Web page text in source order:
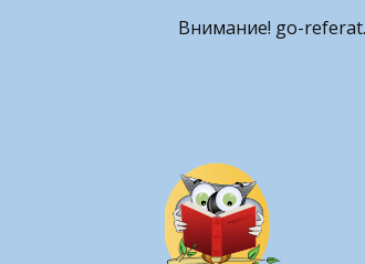
Внимание! ​go-